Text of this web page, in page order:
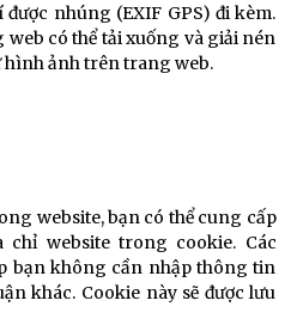
có nên học Cao đẳng Dược không?
đầy bụng dân gian- Nguyên nhân,
trị
nhúng (EXIF GPS) đi kèm.
có thể tải xuống và giải nén
hình ảnh trên trang web.
website, bạn có thể cung cấp
chỉ website trong cookie. Các
bạn không cần nhập thông tin
khác. Cookie này sẽ được lưu